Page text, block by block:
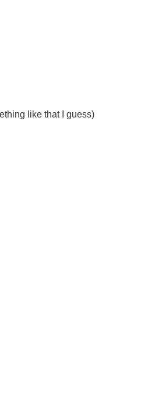
like that I guess)